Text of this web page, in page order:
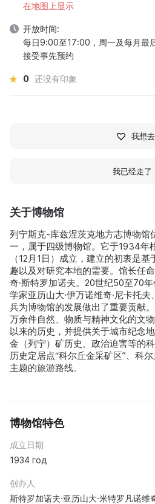
关于博物馆
列宁斯克-库兹涅茨克地方志博物馆
一，属于四级博物馆。它于1934年
（12月1日）成立，建立的初衷是
趣以及对研究本地的需要。馆长任
奇·斯特罗加诺夫。20世纪50至70
学家亚历山大·伊万诺维奇·尼卡托
兵为博物馆的发展做出了重要贡献
万余件自然、物质与精神文化的文
以来的历史，并提供关于城市纪念
金（列宁）矿历史、政治迫害等的
历史定居点“科尔丘金采矿区”、科
主题的旅游路线。
博物馆特色
成立日期
1934 год
创办人
斯特罗加诺夫·亚历山大·米特罗凡诺维
在地图上显示
开放时间:
每日9:00至17:00，周一及每月最
接受事先预约
0 还没有印象
我想去
我已经走了